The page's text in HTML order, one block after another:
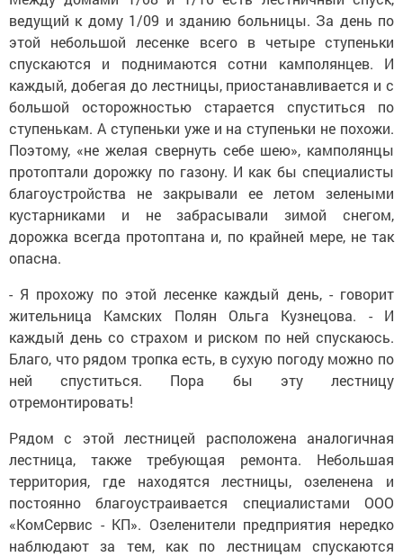
ведущий к дому 1/09 и зданию больницы. За день по
этой небольшой лесенке всего в четыре ступеньки
спускаются и поднимаются сотни камполянцев. И
каждый, добегая до лестницы, приостанавливается и с
большой осторожностью старается спуститься по
ступенькам. А ступеньки уже и на ступеньки не похожи.
Поэтому, «не желая свернуть себе шею», камполянцы
протоптали дорожку по газону. И как бы специалисты
благоустройства не закрывали ее летом зелеными
кустарниками и не забрасывали зимой снегом,
дорожка всегда протоптана и, по крайней мере, не так
опасна.
- Я прохожу по этой лесенке каждый день, - говорит
жительница Камских Полян Ольга Кузнецова. - И
каждый день со страхом и риском по ней спускаюсь.
Благо, что рядом тропка есть, в сухую погоду можно по
ней спуститься. Пора бы эту лестницу
отремонтировать!
Рядом с этой лестницей расположена аналогичная
лестница, также требующая ремонта. Небольшая
территория, где находятся лестницы, озеленена и
постоянно благоустраивается специалистами ООО
«КомСервис - КП». Озеленители предприятия нередко
наблюдают за тем, как по лестницам спускаются